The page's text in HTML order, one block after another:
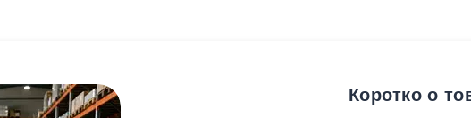
Коротко о